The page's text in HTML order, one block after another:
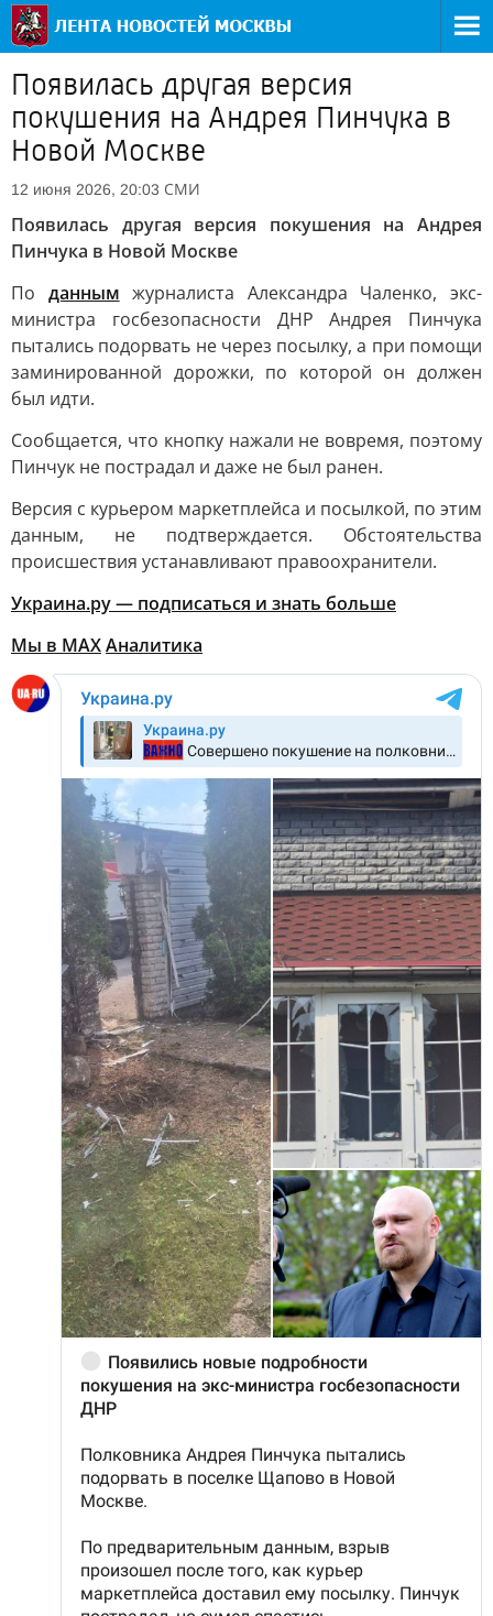
Появилась другая версия
покушения на Андрея Пинчука в
Новой Москве
12 июня 2026, 20:03 СМИ
Появилась другая версия покушения на Андрея
Пинчука в Новой Москве
По данным журналиста Александра Чаленко, экс-
министра госбезопасности ДНР Андрея Пинчука
пытались подорвать не через посылку, а при помощи
заминированной дорожки, по которой он должен
был идти.
Сообщается, что кнопку нажали не вовремя, поэтому
Пинчук не пострадал и даже не был ранен.
Версия с курьером маркетплейса и посылкой, по этим
данным, не подтверждается. Обстоятельства
происшествия устанавливают правоохранители.
Украина.ру — подписаться и знать больше
Мы в MAXАналитика